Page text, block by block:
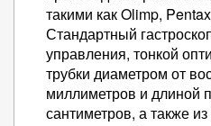
такими как Olimp,
Стандартный
управления, тонкой
трубки диаметром от
миллиметров и длиной
сантиметров, а также